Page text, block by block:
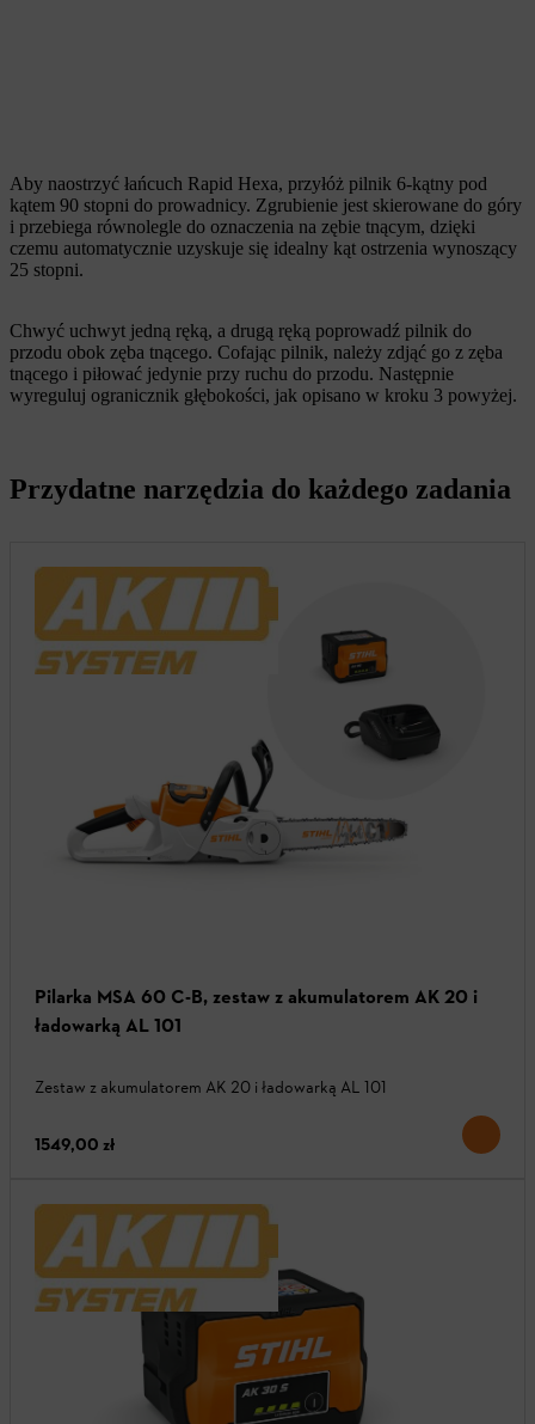
Aby naostrzyć łańcuch Rapid Hexa, przyłóż pilnik 6-kątny pod
kątem 90 stopni do prowadnicy. Zgrubienie jest skierowane do góry
i przebiega równolegle do oznaczenia na zębie tnącym, dzięki
czemu automatycznie uzyskuje się idealny kąt ostrzenia wynoszący
25 stopni.
Chwyć uchwyt jedną ręką, a drugą ręką poprowadź pilnik do
przodu obok zęba tnącego. Cofając pilnik, należy zdjąć go z zęba
tnącego i piłować jedynie przy ruchu do przodu. Następnie
wyreguluj ogranicznik głębokości, jak opisano w kroku 3 powyżej.
Przydatne narzędzia do każdego zadania
Pilarka MSA 60 C-B, zestaw z akumulatorem AK 20 i
ładowarką AL 101
Zestaw z akumulatorem AK 20 i ładowarką AL 101
1549,00 zł